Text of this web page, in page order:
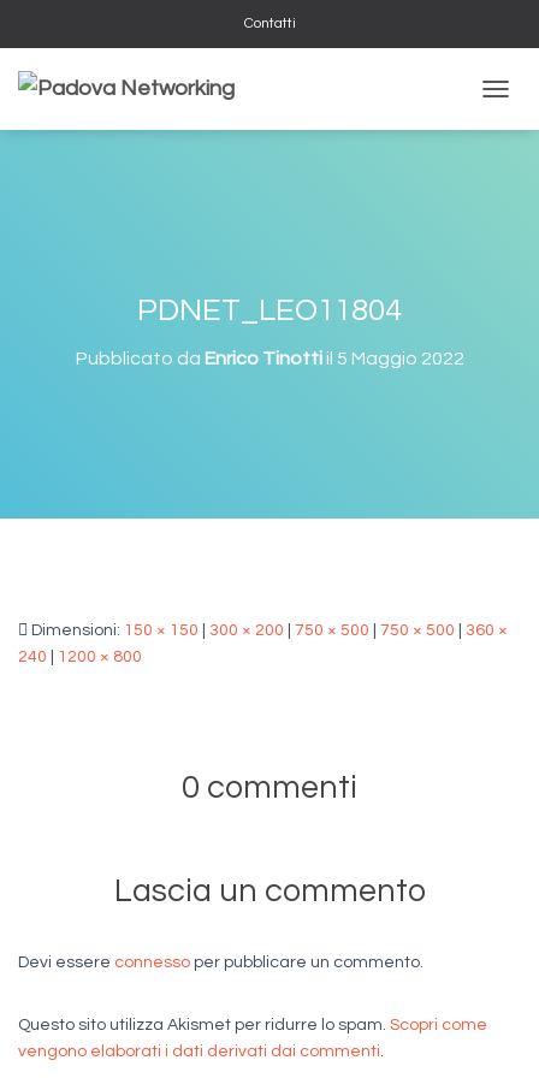
Contatti
PDNET_LEO11804
Pubblicato da Enrico Tinottiil 5 Maggio 2022
Dimensioni: 150 × 150 300 × 200 750 × 500 750 × 500
360 ×
240
1200 × 800
0 commenti
Lascia un commento
Devi essere connesso per pubblicare un commento.
Questo sito utilizza Akismet per ridurre lo spam. Scopri come
vengono elaborati i dati derivati dai commenti.